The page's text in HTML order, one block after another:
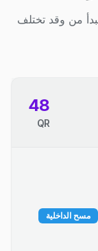
من وقد تختلف
48
QR
مسح الداخلية